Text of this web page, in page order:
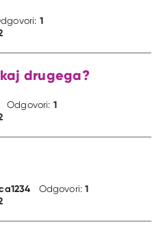
1
drugega?
Odgovori: 1
Odgovori:1